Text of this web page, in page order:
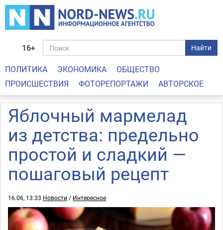
16+ Найти
ПОЛИТИКА ЭКОНОМИКА
ОБЩЕСТВО
ПРОИСШЕСТВИЯ
ФОТОРЕПОРТАЖИ АВТОРСКОЕ
Яблочный мармелад
из детства: предельно
простой и сладкий —
пошаговый рецепт
16.06, 13:33 Новости / Интересное